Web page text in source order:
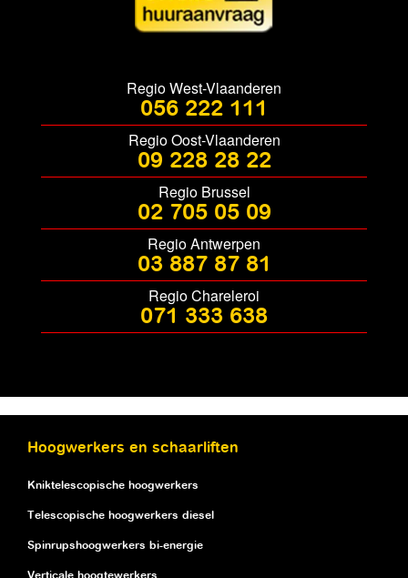
Regio West-Vlaanderen
056 222 111
Regio Oost-Vlaanderen
09 228 28 22
Regio Brussel
02 705 05 09
Regio Antwerpen
03 887 87 81
Regio Chareleroi
071 333 638
Hoogwerkers en schaarliften
Kniktelescopische hoogwerkers
Telescopische hoogwerkers diesel
Spinrupshoogwerkers bi-energie